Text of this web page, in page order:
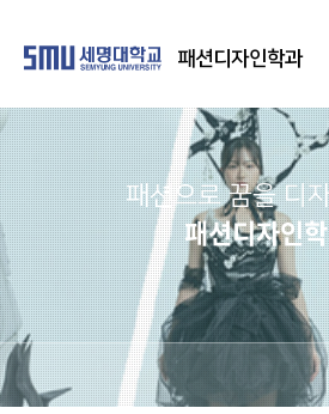
패션디자인학과
패션으로 꿈을 디
패션디자인